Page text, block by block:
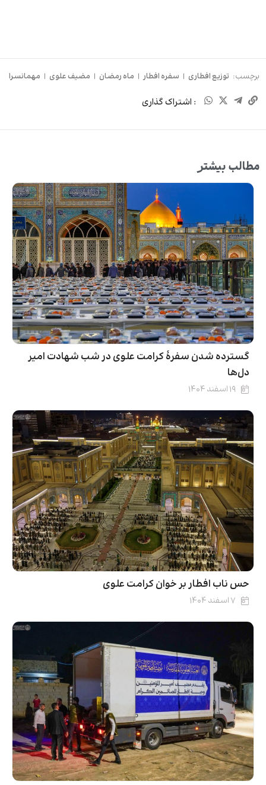
برچسب: توزیع افطاری | سفره افطار | ماه رمضان | مضیف علوی | مهمانسرا
: اشتراک گذاری
مطالب بیشتر
گسترده شدن سفرهٔ کرامت علوی در شب شهادت امیر
دل‌ها
۱۹ اسفند ۱۴۰۴
حس ناب افطار بر خوان کرامت علوی
۷ اسفند ۱۴۰۴